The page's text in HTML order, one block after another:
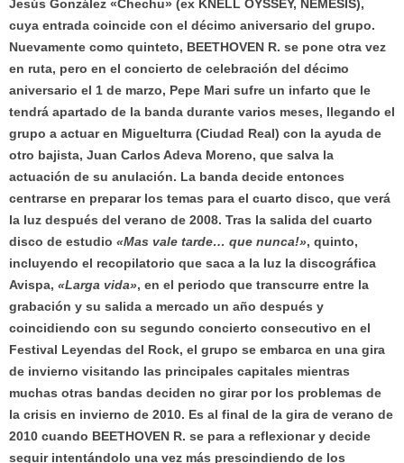
Jesús González «Chechu» (ex KNELL OYSSEY, NEMESIS),
cuya entrada coincide con el décimo aniversario del grupo.
Nuevamente como quinteto, BEETHOVEN R. se pone otra vez
en ruta, pero en el concierto de celebración del décimo
aniversario el 1 de marzo, Pepe Mari sufre un infarto que le
tendrá apartado de la banda durante varios meses, llegando el
grupo a actuar en Miguelturra (Ciudad Real) con la ayuda de
otro bajista, Juan Carlos Adeva Moreno, que salva la
actuación de su anulación. La banda decide entonces
centrarse en preparar los temas para el cuarto disco, que verá
la luz después del verano de 2008. Tras la salida del cuarto
disco de estudio «Mas vale tarde… que nunca!», quinto,
incluyendo el recopilatorio que saca a la luz la discográfica
Avispa, «Larga vida», en el periodo que transcurre entre la
grabación y su salida a mercado un año después y
coincidiendo con su segundo concierto consecutivo en el
Festival Leyendas del Rock, el grupo se embarca en una gira
de invierno visitando las principales capitales mientras
muchas otras bandas deciden no girar por los problemas de
la crisis en invierno de 2010. Es al final de la gira de verano de
2010 cuando BEETHOVEN R. se para a reflexionar y decide
seguir intentándolo una vez más prescindiendo de los